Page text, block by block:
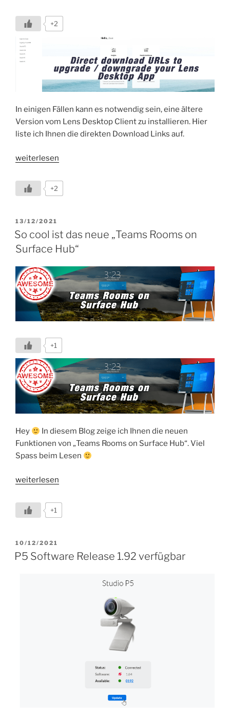
+2
In einigen Fällen kann es notwendig sein, eine ältere
Version vom Lens Desktop Client zu installieren. Hier
liste ich Ihnen die direkten Download Links auf.
„Direkte
URLs
zum
/
Downgrade
Ihrer
Lens
Desktop
App“
weiterlesen
+2
VERÖFFENTLICHT
AM
13/12/2021
So cool ist das neue „Teams Rooms on
Surface Hub“
+1
Hey
In diesem Blog zeige ich Ihnen die neuen
Funktionen von „Teams Rooms on Surface Hub“. Viel
Spass beim Lesen
„So
ist
das
„Teams
Rooms
weiterlesen
+1
VERÖFFENTLICHT
AM
10/12/2021
P5 Software Release 1.92 verfügbar